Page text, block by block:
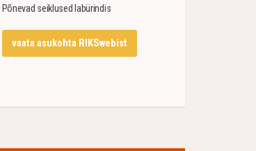
Põnevad seiklused labürindis
vaata asukohta RIKSwebist